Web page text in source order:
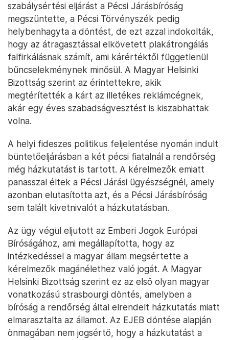
szabálysértési eljárást a Pécsi Járásbíróság
megszüntette, a Pécsi Törvényszék pedig
helybenhagyta a döntést, de ezt azzal indokolták,
hogy az átragasztással elkövetett plakátrongálás
falfirkálásnak számít, ami kárértéktől függetlenül
bűncselekménynek minősül. A Magyar Helsinki
Bizottság szerint az érintettekre, akik
megtérítették a kárt az illetékes reklámcégnek,
akár egy éves szabadságvesztést is kiszabhattak
volna.
A helyi fideszes politikus feljelentése nyomán indult
büntetőeljárásban a két pécsi fiatalnál a rendőrség
még házkutatást is tartott. A kérelmezők emiatt
panasszal éltek a Pécsi Járási ügyészségnél, amely
azonban elutasította azt, és a Pécsi Járásbíróság
sem talált kivetnivalót a házkutatásban.
Az ügy végül eljutott az Emberi Jogok Európai
Bíróságához, ami megállapította, hogy az
intézkedéssel a magyar állam megsértette a
kérelmezők magánélethez való jogát. A Magyar
Helsinki Bizottság szerint ez az első olyan magyar
vonatkozású strasbourgi döntés, amelyben a
bíróság a rendőrség által elrendelt házkutatás miatt
elmarasztalta az államot. Az EJEB döntése alapján
önmagában nem jogsértő, hogy a házkutatást a